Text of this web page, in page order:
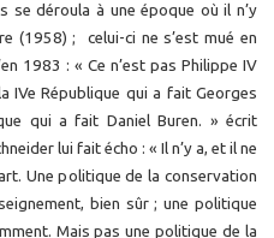
se déroula à une époque où il n’y
(1958) ; celui-ci ne s’est mué en
1983 : « Ce n’est pas Philippe IV
IVe République qui a fait Georges
qui a fait Daniel Buren. » écrit
lui fait écho : « Il n’y a, et il ne
Une politique de la conservation
bien sûr ; une politique
Mais pas une politique de la